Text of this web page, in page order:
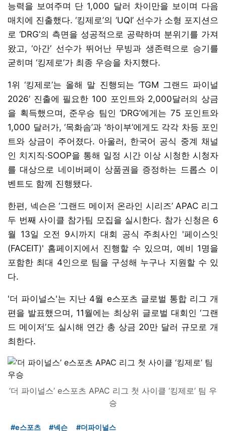
능력을 보여주며 단 1,000 달러 차이만을 보이며 다음
매치에 진출했다. ‘킹제로’의 ‘UQI’ 선수가 소형 포지션으
로 ‘DRG’의 측면을 성공적으로 공략하며 분위기를 가져
왔고, ‘아간’ 선수가 뛰어난 무빙과 생존력으로 승기를
굳히며 ‘킹제로’가 최종 우승을 차지했다.
1위 ‘킹제로’는 올해 말 진행되는 ‘TGM 그랜드 파이널
2026’ 진출에 필요한 100 포인트와 2,000달러의 상금
을 획득했으며, 준우승 팀인 ‘DRG’에게는 75 포인트와
1,000 달러가, ‘목화솜’과 ‘하이부’에게도 각각 차등 포인
트와 상금이 주어졌다. 아울러, 한국어 공식 중계 채널
인 치지직·SOOP을 통해 일정 시간 이상 시청한 시청자
를 대상으로 네이버페이 상품권을 증정하는 드롭스 이
벤트도 함께 진행됐다.
한편, 넥슨은 ‘그랜드 메이저 온라인 시리즈’ APAC 리그
두 번째 사이클 참가팀 모집을 실시한다. 참가 신청은 6
월 13일 오전 9시까지 대회 공식 주최사인 '페이스잇
(FACEIT)' 홈페이지에서 진행할 수 있으며, 예비 1명을
포함한 최대 4인으로 팀을 구성해 누구나 지원할 수 있
다.
'더 파이널스'는 지난 4월 e스포츠 글로벌 통합 리그 개
편을 발표했으며, 11월에는 최상위 글로벌 대회인 ‘그랜
드 메이저’도 실시해 연간 총 상금 20만 달러 규모로 개
최한다.
‘더 파이널스’ e스포츠 APAC 리그 첫 사이클 ‘킹제로’ 팀 우
승
#e스포츠 #넥슨 #더파이널스